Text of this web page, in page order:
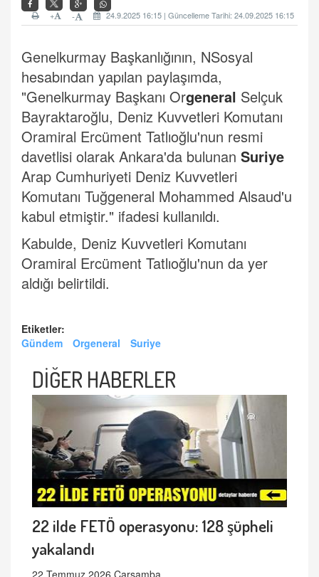
24.9.2025 16:15 | Güncelleme Tarihi: 24.09.2025 16:15
-
+
Genelkurmay Başkanlığının, NSosyal
hesabından yapılan paylaşımda,
"Genelkurmay Başkanı Orgeneral Selçuk
Bayraktaroğlu, Deniz Kuvvetleri Komutanı
Oramiral Ercüment Tatlıoğlu'nun resmi
davetlisi olarak Ankara'da bulunan Suriye
Arap Cumhuriyeti Deniz Kuvvetleri
Komutanı Tuğgeneral Mohammed Alsaud'u
kabul etmiştir." ifadesi kullanıldı.
Kabulde, Deniz Kuvvetleri Komutanı
Oramiral Ercüment Tatlıoğlu'nun da yer
aldığı belirtildi.
Etiketler:
Gündem
Orgeneral Suriye
DİĞER HABERLER
22 ilde FETÖ operasyonu: 128 şüpheli
yakalandı
22 Temmuz 2026 Çarşamba